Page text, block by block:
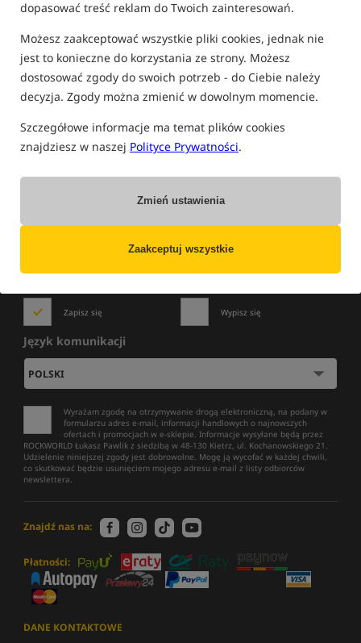
dopasować treść reklam do Twoich zainteresowań.
Możesz zaakceptować wszystkie pliki cookies, jednak nie
jest to konieczne do korzystania ze strony. Możesz
dostosować zgody do swoich potrzeb - do Ciebie należy
decyzja. Zgody można zmienić w dowolnym momencie.
Szczegółowe informacje ma temat plików cookies
znajdziesz w naszej Polityce Prywatności.
Zmień ustawienia
Zaakceptuj wszystkie
FILTRUJ
Brak towarów tego producenta w tej kategorii
WYPRZEDAŻE»PROMOCJE
Zapisz się Wypisz się
Język komunikacji
Wyrażam zgodę na otrzymywanie drogą elektroniczną, na podany w
formularzu adres e-mail, informacji handlowych o najnowszych
ofertach i promocjach w e-sklepie. Informacje wysyłane będą przez
ROCKWORLD Łukasz Pawlik z siedzibą w 48-130 Kietrz, ul. Kochanowskiego 21.
Udzielenie niniejszej zgody jest dobrowolne. Mogę ją wycofać w każdej chwili,
co skutkować będzie usunięciem mojego adresu e-mail z listy odbiorców
newslettera.
Znajdź nas na:
Płatności:
DANE KONTAKTOWE